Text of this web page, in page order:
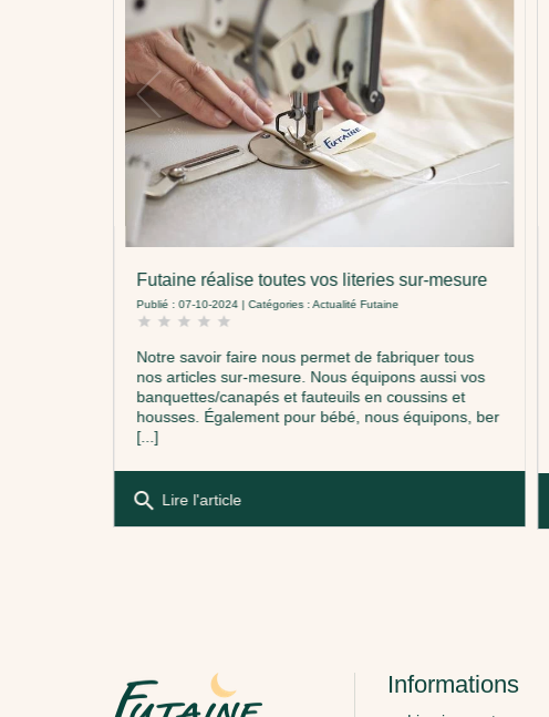
Futaine réalise toutes vos literies sur-mesure
Publié : 07-10-2024 | Catégories :Actualité Futaine
star star star star star
Notre savoir faire nous permet de fabriquer tous
nos articles sur-mesure. Nous équipons aussi vos
banquettes/canapés et fauteuils en coussins et
housses. Également pour bébé, nous équipons, ber
[...]
search Lire l'article
Informations